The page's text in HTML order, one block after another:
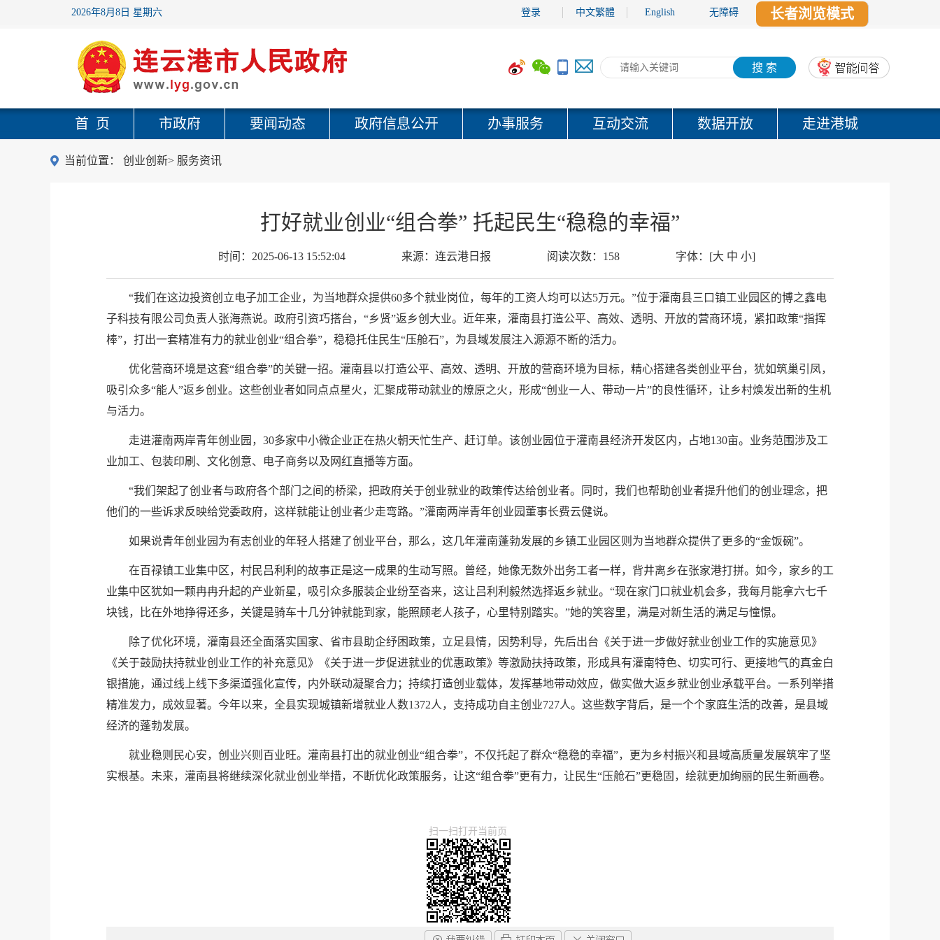
2026年8月8日 星期六 登录 中文繁體 English 无障碍 长者浏览模式
搜 索
首 页 市政府 要闻动态 政府信息公开 办事服务 互动交流 数据开放 走进港城
当前位置： 创业创新> 服务资讯
打好就业创业“组合拳” 托起民生“稳稳的幸福”
时间： 2025-06-13 15:52:04 来源： 连云港日报 阅读次数： 158 字体： [大 中 小]
“我们在这边投资创立电子加工企业，为当地群众提供60多个就业岗位，每年的工资人均可以达5万元。”位于灌南县三口镇工业园区的博之鑫电
子科技有限公司负责人张海燕说。政府引资巧搭台，“乡贤”返乡创大业。近年来，灌南县打造公平、高效、透明、开放的营商环境，紧扣政策“指挥
棒”，打出一套精准有力的就业创业“组合拳”，稳稳托住民生“压舱石”，为县域发展注入源源不断的活力。
优化营商环境是这套“组合拳”的关键一招。灌南县以打造公平、高效、透明、开放的营商环境为目标，精心搭建各类创业平台，犹如筑巢引凤，
吸引众多“能人”返乡创业。这些创业者如同点点星火，汇聚成带动就业的燎原之火，形成“创业一人、带动一片”的良性循环，让乡村焕发出新的生机
与活力。
走进灌南两岸青年创业园，30多家中小微企业正在热火朝天忙生产、赶订单。该创业园位于灌南县经济开发区内，占地130亩。业务范围涉及工
业加工、包装印刷、文化创意、电子商务以及网红直播等方面。
“我们架起了创业者与政府各个部门之间的桥梁，把政府关于创业就业的政策传达给创业者。同时，我们也帮助创业者提升他们的创业理念，把
他们的一些诉求反映给党委政府，这样就能让创业者少走弯路。”灌南两岸青年创业园董事长费云健说。
如果说青年创业园为有志创业的年轻人搭建了创业平台，那么，这几年灌南蓬勃发展的乡镇工业园区则为当地群众提供了更多的“金饭碗”。
在百禄镇工业集中区，村民吕利利的故事正是这一成果的生动写照。曾经，她像无数外出务工者一样，背井离乡在张家港打拼。如今，家乡的工
业集中区犹如一颗冉冉升起的产业新星，吸引众多服装企业纷至沓来，这让吕利利毅然选择返乡就业。“现在家门口就业机会多，我每月能拿六七千
块钱，比在外地挣得还多，关键是骑车十几分钟就能到家，能照顾老人孩子，心里特别踏实。”她的笑容里，满是对新生活的满足与憧憬。
除了优化环境，灌南县还全面落实国家、省市县助企纾困政策，立足县情，因势利导，先后出台《关于进一步做好就业创业工作的实施意见》
《关于鼓励扶持就业创业工作的补充意见》《关于进一步促进就业的优惠政策》等激励扶持政策，形成具有灌南特色、切实可行、更接地气的真金白
银措施，通过线上线下多渠道强化宣传，内外联动凝聚合力；持续打造创业载体，发挥基地带动效应，做实做大返乡就业创业承载平台。一系列举措
精准发力，成效显著。今年以来，全县实现城镇新增就业人数1372人，支持成功自主创业727人。这些数字背后，是一个个家庭生活的改善，是县域
经济的蓬勃发展。
就业稳则民心安，创业兴则百业旺。灌南县打出的就业创业“组合拳”，不仅托起了群众“稳稳的幸福”，更为乡村振兴和县域高质量发展筑牢了坚
实根基。未来，灌南县将继续深化就业创业举措，不断优化政策服务，让这“组合拳”更有力，让民生“压舱石”更稳固，绘就更加绚丽的民生新画卷。
扫一扫打开当前页